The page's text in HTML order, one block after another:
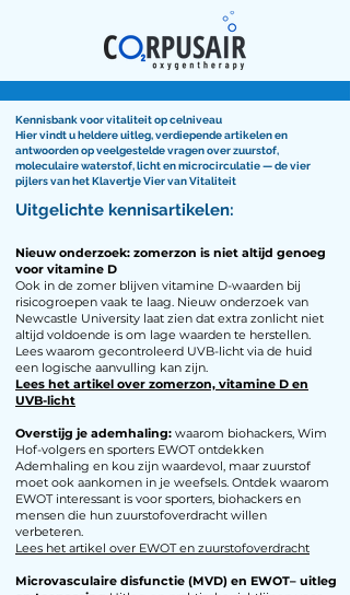
Kennisbank voor vitaliteit op celniveau
Hier vindt u heldere uitleg, verdiepende artikelen en
antwoorden op veelgestelde vragen over zuurstof,
moleculaire waterstof, licht en microcirculatie — de vier
pijlers van het Klavertje Vier van Vitaliteit
Uitgelichte kennisartikelen:
Nieuw onderzoek: zomerzon is niet altijd genoeg
voor vitamine D
Ook in de zomer blijven vitamine D-waarden bij
risicogroepen vaak te laag. Nieuw onderzoek van
Newcastle University laat zien dat extra zonlicht niet
altijd voldoende is om lage waarden te herstellen.
Lees waarom gecontroleerd UVB-licht via de huid
een logische aanvulling kan zijn.
Lees het artikel over zomerzon, vitamine D en
UVB-licht
Overstijg je ademhaling: waarom biohackers, Wim
Hof-volgers en sporters EWOT ontdekken
Ademhaling en kou zijn waardevol, maar zuurstof
moet ook aankomen in je weefsels. Ontdek waarom
EWOT interessant is voor sporters, biohackers en
mensen die hun zuurstofoverdracht willen
verbeteren.​
Lees het artikel over EWOT en zuurstofoverdracht
Microvasculaire disfunctie (MVD) en EWOT– uitleg